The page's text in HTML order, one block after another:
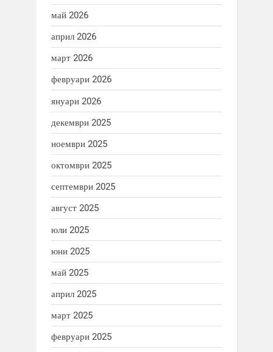
май 2026
април 2026
март 2026
февруари 2026
януари 2026
декември 2025
ноември 2025
октомври 2025
септември 2025
август 2025
юли 2025
юни 2025
май 2025
април 2025
март 2025
февруари 2025